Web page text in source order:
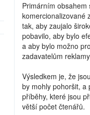
Primárním obsahem
komercionalizované
tak, aby zaujalo
pobavilo, aby bylo
a aby bylo možno
zadavatelům
Výsledkem je, že
by mohly pohoršit, a
příběhy, které jsou
větší počet čtenářů.